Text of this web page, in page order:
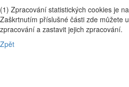
(1) Zpracování statistických cookies je
Zaškrtnutím příslušné části zde můžete
zpracování a zastavit jejich zpracování.
Zpět